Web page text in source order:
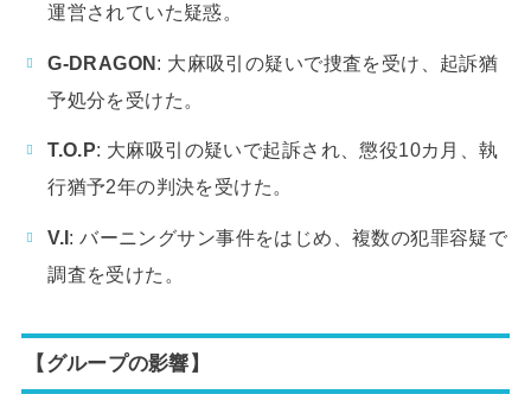
運営されていた疑惑。
G-DRAGON: 大麻吸引の疑いで捜査を受け、起訴猶
予処分を受けた。
T.O.P: 大麻吸引の疑いで起訴され、懲役10カ月、執
行猶予2年の判決を受けた。
V.I: バーニングサン事件をはじめ、複数の犯罪容疑で
調査を受けた。
【グループの影響】